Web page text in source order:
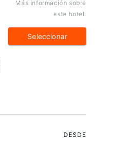
Más información sobre
este hotel:
Seleccionar
DESDE